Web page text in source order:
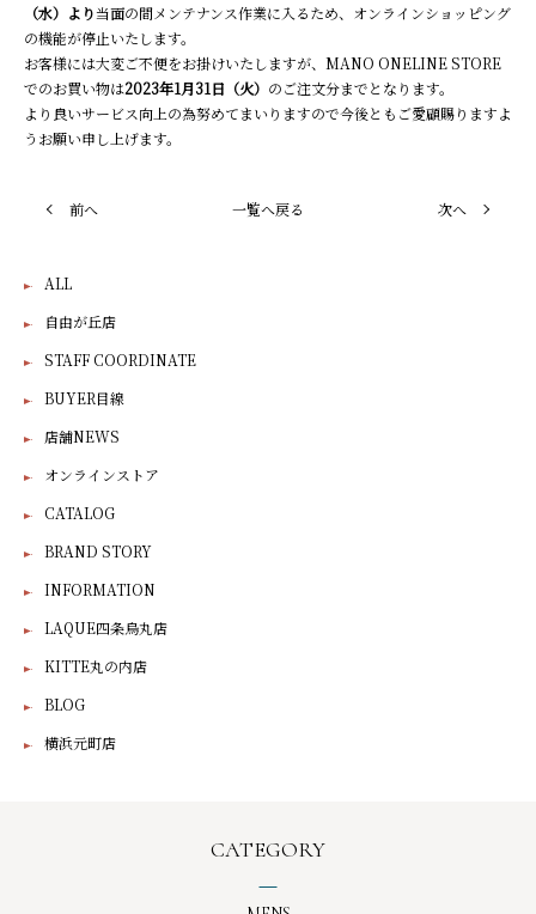
（水）より当面の間メンテナンス作業に入るため、オンラインショッピング
の機能が停止いたします。
お客様には大変ご不便をお掛けいたしますが、MANO ONELINE STORE
でのお買い物は2023年1月31日（火） のご注文分までとなります。
より良いサービス向上の為努めてまいりますので今後ともご愛顧賜りますよ
うお願い申し上げます。
前へ 一覧へ戻る 次へ
ALL
自由が丘店
STAFF COORDINATE
BUYER目線
店舗NEWS
オンラインストア
CATALOG
BRAND STORY
INFORMATION
LAQUE四条烏丸店
KITTE丸の内店
BLOG
横浜元町店
CATEGORY